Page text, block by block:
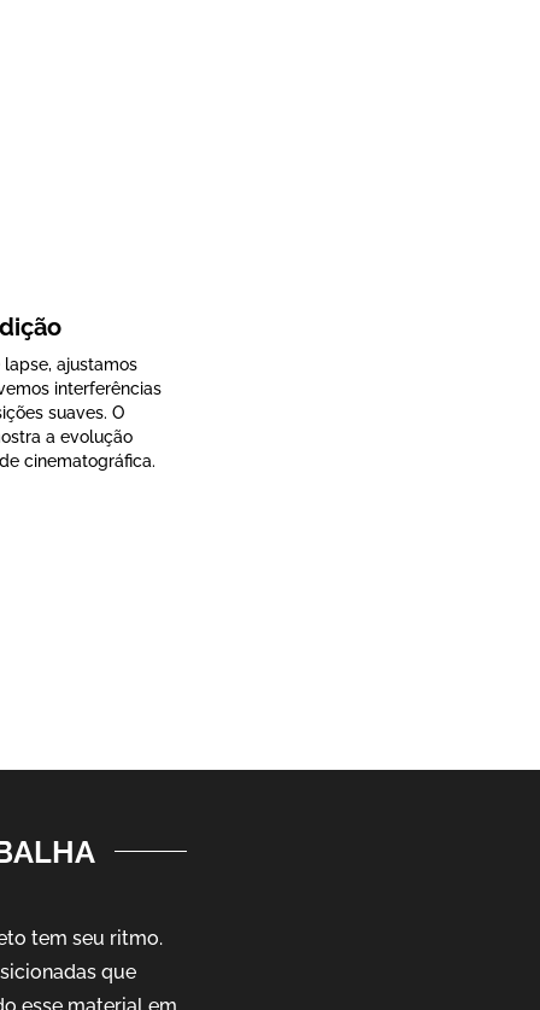
ajustamos
interferências
suaves. O
a evolução
cinematográfica.
tem seu ritmo.
que
esse material em